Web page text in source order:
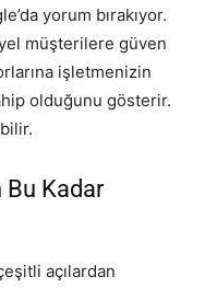
yorum bırakıyor.
müşterilere güven
işletmenizin
olduğunu gösterir.
Bu Kadar
açılardan